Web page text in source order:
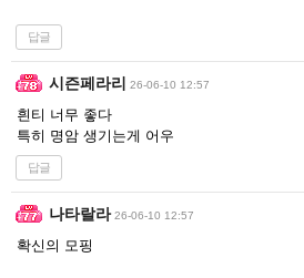
답글
시즌페라리 26-06-10 12:57
흰티 너무 좋다
특히 명암 생기는게 어우
답글
나타랄라 26-06-10 12:57
확신의 모핑